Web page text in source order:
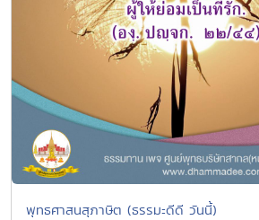
พุทธศาสนสุภาษิต (ธรรมะดีดี วันนี้)